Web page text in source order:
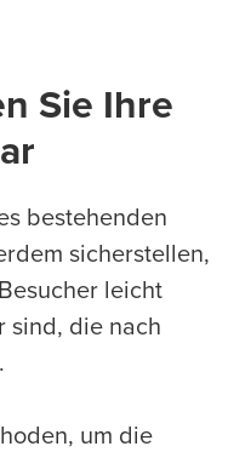
Sie Ihre
bestehenden
sicherstellen,
leicht
sind, die nach
um die